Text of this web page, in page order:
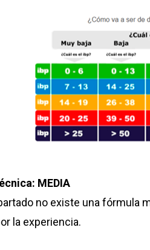
MEDIA
no existe una fórmula
la experiencia.